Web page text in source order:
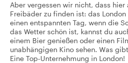
Aber vergessen wir nicht, dass
Freibäder zu finden ist: das
einen entspannten Tag, wenn die
das Wetter schön ist, kannst du
einem Bier genießen oder einen
unabhängigen Kino sehen. Was
Eine Top-Unternehmung in London!